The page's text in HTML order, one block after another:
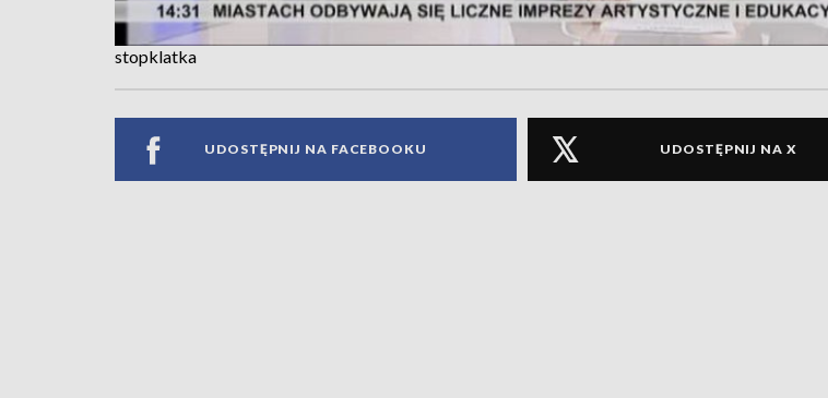
stopklatka
UDOSTĘPNIJ NA FACEBOOKU UDOSTĘPNIJ NA X